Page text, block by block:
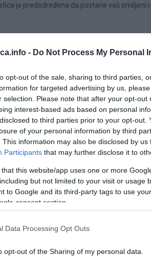
- Do Not Process My Personal
opt-out of the sale, sharing to third parties,
for targeted advertising by us,
selection. Please note that after your opt-out
interest-based ads based on personal
to third parties prior to your opt-out.
of your personal information by third
This information may also be disclosed by
Participants that may further disclose it to
that this website/app uses one or more
but not limited to your visit or usage
to Google and its third-party tags to use
consent section.
Data Processing Opt Outs
opt-out of the Sharing of my personal data.
je predodređena da postane vaš omiljeni
g, Vrhnje (33% masti) – 100 ml (zagrijano),